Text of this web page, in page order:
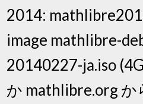
2014:
image mathlibre-
20140227-ja.iso
か mathlibre.org か